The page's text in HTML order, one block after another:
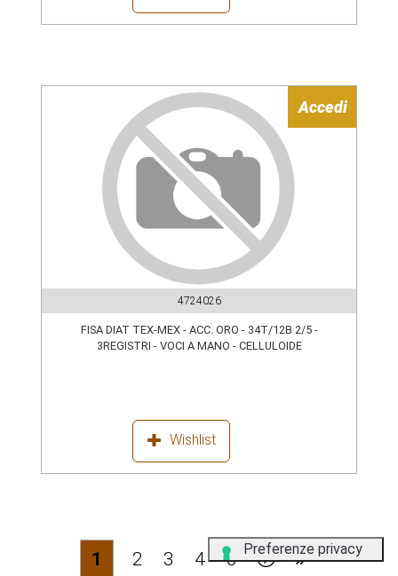
Accedi
4724026
FISA DIAT TEX-MEX - ACC. ORO - 34T/12B 2/5 -
3REGISTRI - VOCI A MANO - CELLULOIDE
Wishlist
1 2 3 4 5